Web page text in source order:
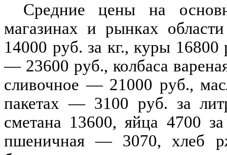
Средние цены на
магазинах и рынках
14000 руб. за кг., куры 16800
— 23600 руб., колбаса
сливочное — 21000 руб.,
пакетах — 3100 руб. за
сметана 13600, яйца 4700
пшеничная — 3070, хлеб